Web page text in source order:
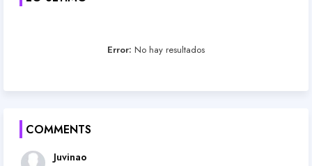
Error: No hay resultados
COMMENTS
Juvinao